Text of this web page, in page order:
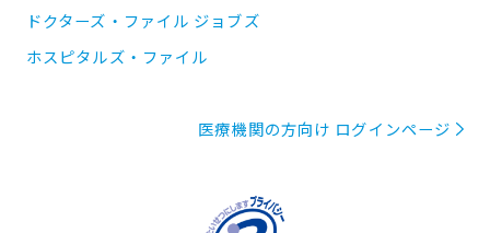
ドクターズ・ファイル ジョブズ
ホスピタルズ・ファイル
医療機関の方向け ログインページ